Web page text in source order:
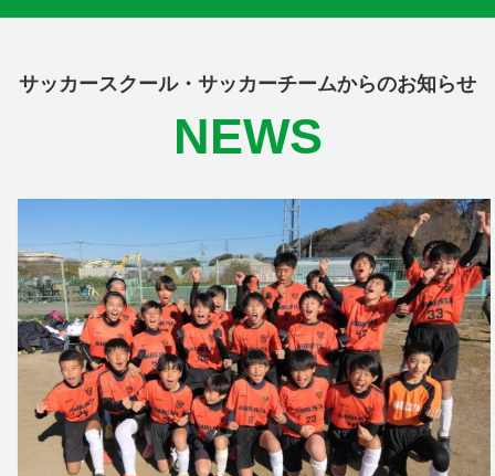
サッカースクール・サッカーチームからのお知らせ
NEWS